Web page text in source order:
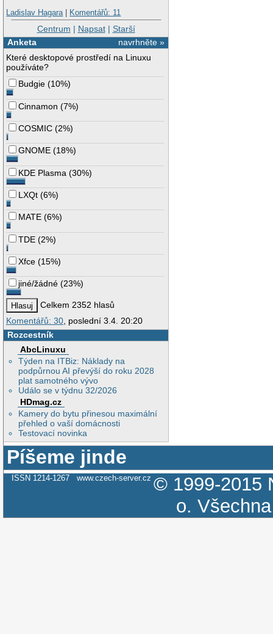
Ladislav Hagara| Komentářů: 11
Centrum | Napsat| Starší
navrhněte »
Anketa
Které desktopové prostředí na Linuxu
používáte?
Budgie (10%)
Cinnamon (7%)
COSMIC (2%)
GNOME (18%)
KDE Plasma (30%)
LXQt (6%)
MATE (6%)
TDE (2%)
Xfce (15%)
jiné/žádné (23%)
Celkem 2352 hlasů
Komentářů: 30 , poslední 3.4. 20:20
Rozcestník
AbcLinuxu
Týden na ITBiz: Náklady na
podpůrnou AI převýší do roku 2028
plat samotného vývo
Událo se v týdnu 32/2026
HDmag.cz
Kamery do bytu přinesou maximální
přehled o vaší domácnosti
Testovací novinka
Píšeme jinde
ISSN 1214-1267 www.czech-server.cz © 1999-2015
o.